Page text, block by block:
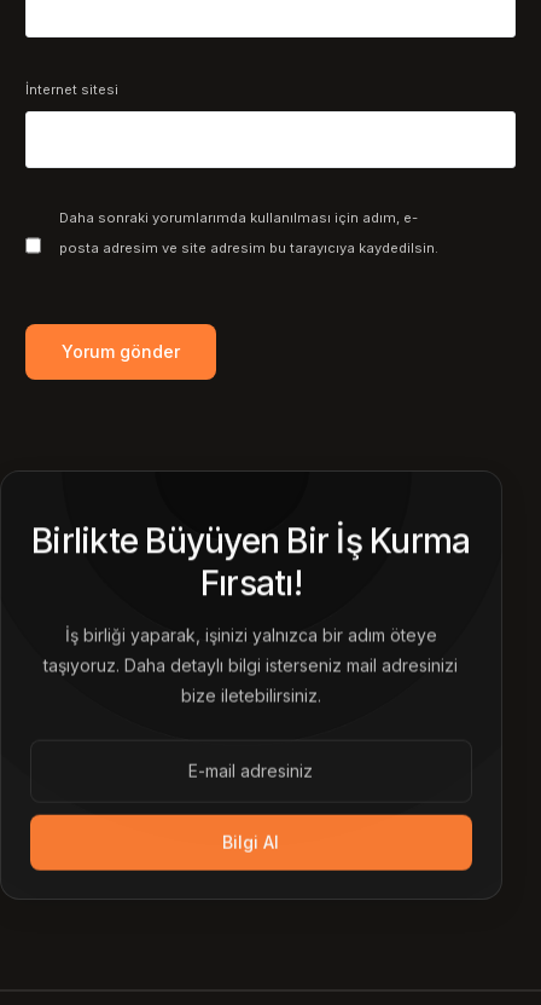
İnternet sitesi
Daha sonraki yorumlarımda kullanılması için adım, e-
posta adresim ve site adresim bu tarayıcıya kaydedilsin.
Birlikte Büyüyen Bir İş Kurma
Fırsatı!
İş birliği yaparak, işinizi yalnızca bir adım öteye
taşıyoruz. Daha detaylı bilgi isterseniz mail adresinizi
bize iletebilirsiniz.
Bilgi Al